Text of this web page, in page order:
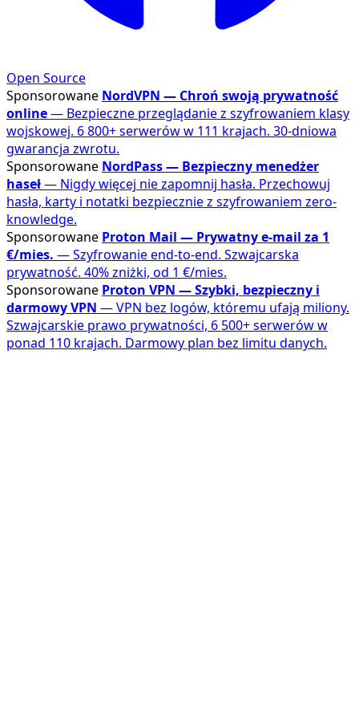
Open Source
Sponsorowane NordVPN — Chroń swoją prywatność
online— Bezpieczne przeglądanie z szyfrowaniem klasy
wojskowej. 6 800+ serwerów w 111 krajach. 30-dniowa
gwarancja zwrotu.
Sponsorowane NordPass — Bezpieczny menedżer
haseł— Nigdy więcej nie zapomnij hasła. Przechowuj
hasła, karty i notatki bezpiecznie z szyfrowaniem zero-
knowledge.
Sponsorowane Proton Mail — Prywatny e-mail za 1
€/mies. — Szyfrowanie end-to-end. Szwajcarska
prywatność. 40% zniżki, od 1 €/mies.
Sponsorowane Proton VPN — Szybki, bezpieczny i
darmowy VPN — VPN bez logów, któremu ufają miliony.
Szwajcarskie prawo prywatności, 6 500+ serwerów w
ponad 110 krajach. Darmowy plan bez limitu danych.